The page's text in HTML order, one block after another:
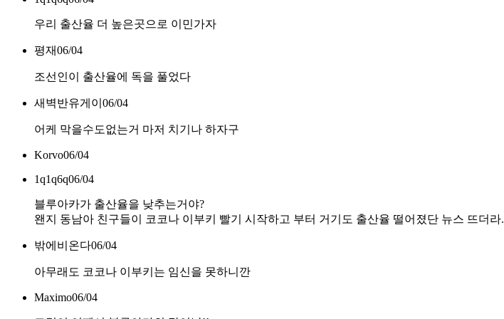
우리 출산율 더 높은곳으로 이민가자
평재06/04
조선인이 출산율에 독을 풀었다
새벽반유게이 06/04
어케 막을수도없는거 마저 치기나 하자구
Korvo06/04
1q1q6q06/04
블루아카가 출산율을 낮추는거야?
왠지 동남아 친구들이 코코나 이부키 빨기 시작하고 부터 거기도 출산율 떨어졌단 뉴스 뜨더라.
밖에비온다06/04
아무래도 코코나 이부키는 임신을 못하니깐
Maximo06/04